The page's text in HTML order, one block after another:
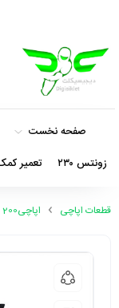
صفحه نخست
زونتس ۲۳۰
تعمیر
قطعات اپاچی اپاچی200